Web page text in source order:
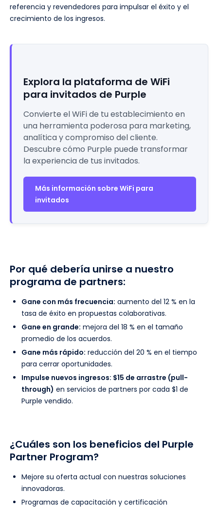
referencia y revendedores para impulsar el éxito y el
crecimiento de los ingresos.
Explora la plataforma de WiFi
para invitados de Purple
Convierte el WiFi de tu establecimiento en
una herramienta poderosa para marketing,
analítica y compromiso del cliente.
Descubre cómo Purple puede transformar
la experiencia de tus invitados.
Más información sobre WiFi para
invitados
Por qué debería unirse a nuestro
programa de partners:
Gane con más frecuencia: aumento del 12 % en la
tasa de éxito en propuestas colaborativas.
Gane en grande: mejora del 18 % en el tamaño
promedio de los acuerdos.
Gane más rápido: reducción del 20 % en el tiempo
para cerrar oportunidades.
Impulse nuevos ingresos: $15 de arrastre (pull-
through) en servicios de partners por cada $1 de
Purple vendido.
¿Cuáles son los beneficios del Purple
Partner Program?
Mejore su oferta actual con nuestras soluciones
innovadoras.
Programas de capacitación y certificación